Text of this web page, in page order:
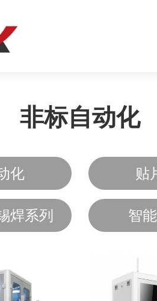
非标自动化
化 贴
焊系列 智